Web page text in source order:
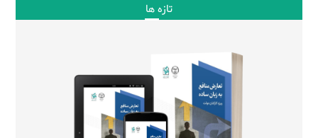
تازه ها